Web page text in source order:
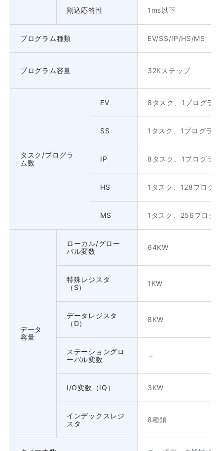
割込応答性 1ms以下
プログラム種類 EV/SS/IP/HS/MS
プログラム容量 32Kステップ
タスク/プログラ
ム数
EV 8タスク、1プログラ
SS 1タスク、1プログラ
IP 8タスク、1プログラ
HS 1タスク、128プログ
MS 1タスク、256プログ
データ
容量
ローカル/グロー
バル変数
64KW
特殊レジスタ
（S）
1KW
データレジスタ
（D）
8KW
ステーショングロ
ーバル変数
－
I/O変数（IQ） 3KW
インデックスレジ
スタ
8種類